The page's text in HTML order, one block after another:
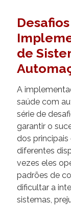
de
A
saúde com
série de
garantir o
dos
diferentes
vezes eles
padrões de
dificultar a
sistemas,